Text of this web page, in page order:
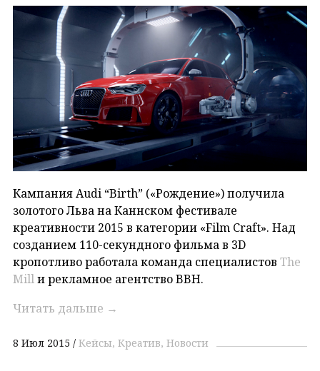
Кампания Audi “Birth” («Рождение») получила
золотого Льва на Каннском фестивале
креативности 2015 в категории «Film Craft». Над
созданием 110-секундного фильма в 3D
кропотливо работала команда специалистов The
Mill и рекламное агентство BBH.
Читать дальше →
8 Июл 2015 Кейсы Креатив Новости